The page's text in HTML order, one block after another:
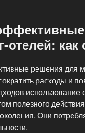
отелей:
решения для
расходы и
использование
полезного
Они